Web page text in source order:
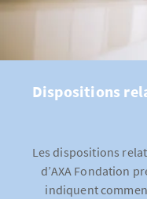
Dispositions
Les dispositions
d’AXA Fondation
indiquent